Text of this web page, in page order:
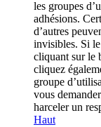
les groupes
adhésions.
d’autres
invisibles. Si
cliquant sur le
cliquez
groupe
vous
harceler un
Haut